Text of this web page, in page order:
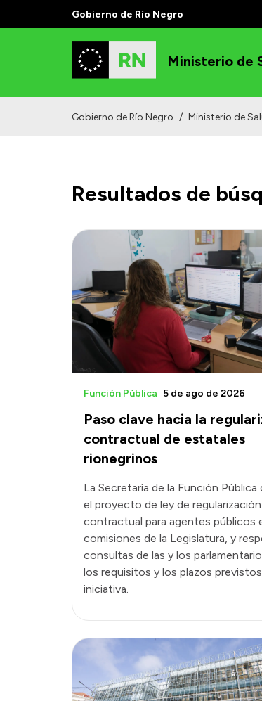
Gobierno de Río Negro
Ministerio de
Gobierno de Río Negro / Ministerio de
Resultados de
Paso clave hacia la
contractual de estatales
rionegrinos
Función Pública 5 de ago de 2026
La Secretaría de la Función
el proyecto de ley de regularización
contractual para agentes públicos
comisiones de la Legislatura, y
consultas de las y los
los requisitos y los plazos
iniciativa.